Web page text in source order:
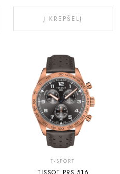
Į KREPŠELĮ
T-SPORT